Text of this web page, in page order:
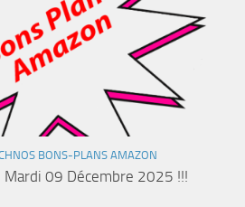
BONS-PLANS AMAZON
Mardi 09 Décembre 2025 !!!